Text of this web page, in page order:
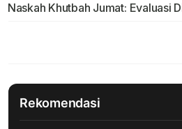
Naskah Khutbah Jumat: Evaluasi
Rekomendasi